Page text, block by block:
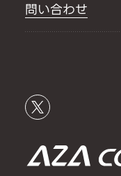
問い合わせ